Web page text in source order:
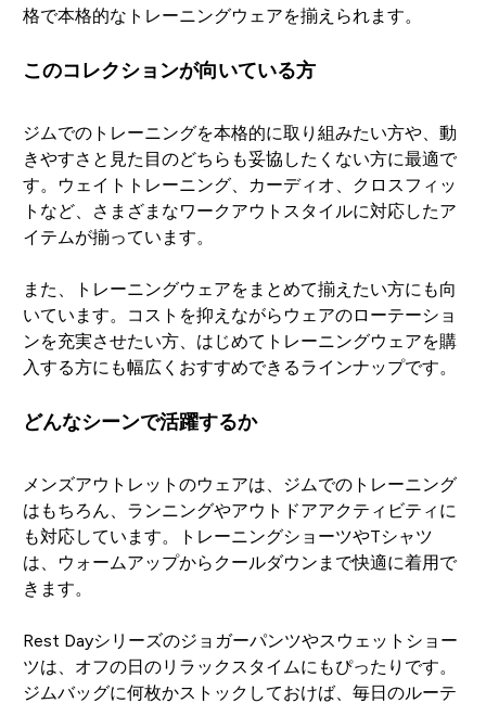
格で本格的なトレーニングウェアを揃えられます。
このコレクションが向いている方
ジムでのトレーニングを本格的に取り組みたい方や、動
きやすさと見た目のどちらも妥協したくない方に最適で
す。ウェイトトレーニング、カーディオ、クロスフィッ
トなど、さまざまなワークアウトスタイルに対応したア
イテムが揃っています。
また、トレーニングウェアをまとめて揃えたい方にも向
いています。コストを抑えながらウェアのローテーショ
ンを充実させたい方、はじめてトレーニングウェアを購
入する方にも幅広くおすすめできるラインナップです。
どんなシーンで活躍するか
メンズアウトレットのウェアは、ジムでのトレーニング
はもちろん、ランニングやアウトドアアクティビティに
も対応しています。トレーニングショーツやTシャツ
は、ウォームアップからクールダウンまで快適に着用で
きます。
Rest Dayシリーズのジョガーパンツやスウェットショー
ツは、オフの日のリラックスタイムにもぴったりです。
ジムバッグに何枚かストックしておけば、毎日のルーテ